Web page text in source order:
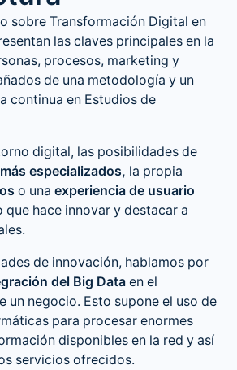
sobre Transformación Digital en
las claves principales en la
procesos, marketing y
de una metodología y un
continua en Estudios de
digital, las posibilidades de
especializados, la propia
o una experiencia de usuario
que hace innovar y destacar a
de innovación, hablamos por
del Big Data en el
un negocio. Esto supone el uso de
para procesar enormes
disponibles en la red y así
servicios ofrecidos.